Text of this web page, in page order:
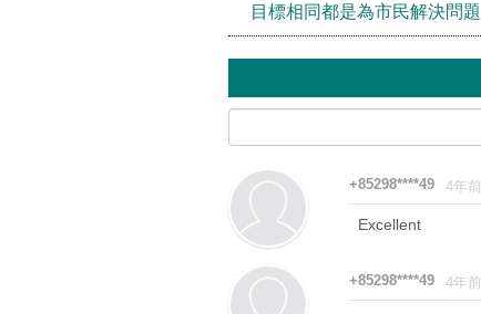
目標相同都是為市民解決問題
+85298****49 4年前
Excellent
+85298****49 4年前